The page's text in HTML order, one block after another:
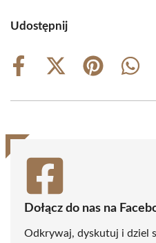
Udostępnij
Share
Share
(Twitter)
Share
Share
Dołącz do nas na
Odkrywaj, dyskutuj i dziel